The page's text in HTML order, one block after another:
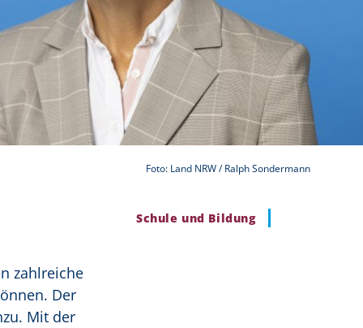
Foto: Land NRW / Ralph Sondermann
Schule und Bildung
zahlreiche
Der
Mit der